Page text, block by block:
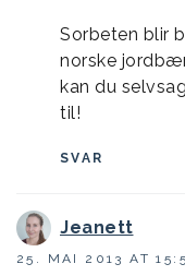
Sorbeten blir
norske
kan du
til!
SVAR
Jeanett
25. MAI 2013 AT